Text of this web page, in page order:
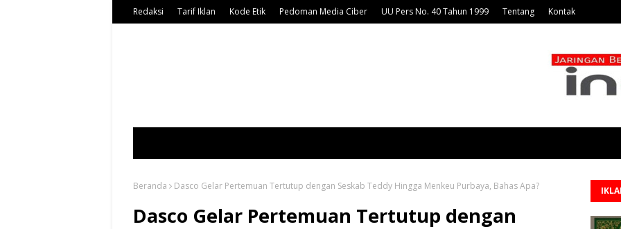
Redaksi Tarif Iklan Kode Etik Pedoman Media Ciber UU Pers No. 40 Tahun 1999 Tentang Kontak
Beranda Dasco Gelar Pertemuan Tertutup dengan Seskab Teddy Hingga Menkeu Purbaya, Bahas Apa?
Dasco Gelar Pertemuan Tertutup dengan